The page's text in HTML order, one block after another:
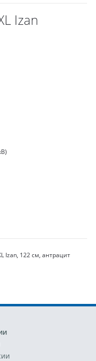
Izan
Izan, 122 см, антрацит